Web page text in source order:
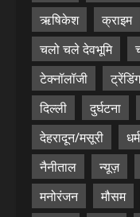
ऋषिकेश
क्राइम
चलो चले देवभूमि
टेक्नॉलॉजी
दिल्ली
दुर्घटना
देहरादून/मसूरी
नैनीताल
न्यूज़
मनोरंजन
मौसम